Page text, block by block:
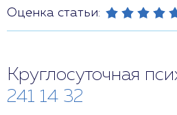
Оценка статьи:
Круглосуточная
241 14 32